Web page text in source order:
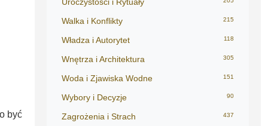
być
Walka i Konflikty 215
Władza i Autorytet 118
Wnętrza i Architektura 305
Woda i Zjawiska Wodne 151
Wybory i Decyzje 90
Zagrożenia i Strach 437